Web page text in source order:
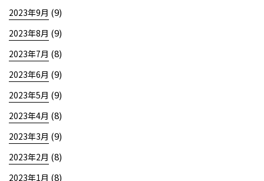
2023年9月 (9)
2023年8月 (9)
2023年7月 (8)
2023年6月 (9)
2023年5月 (9)
2023年4月 (8)
2023年3月 (9)
2023年2月 (8)
2023年1月 (8)